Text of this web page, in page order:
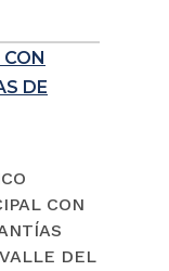
DE
CON
DEL